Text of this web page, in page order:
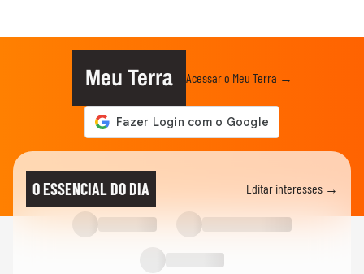
Meu Terra Acessar o Meu Terra →
O ESSENCIAL DO DIA Editar interesses →